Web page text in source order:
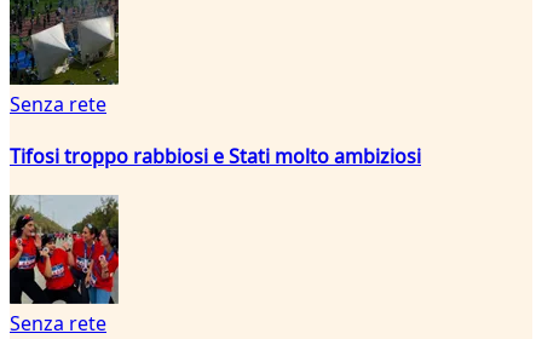
Senza rete
Tifosi troppo rabbiosi e Stati molto ambiziosi
Senza rete